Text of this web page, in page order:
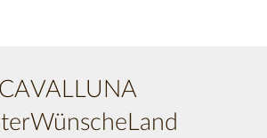
CAVALLUNA